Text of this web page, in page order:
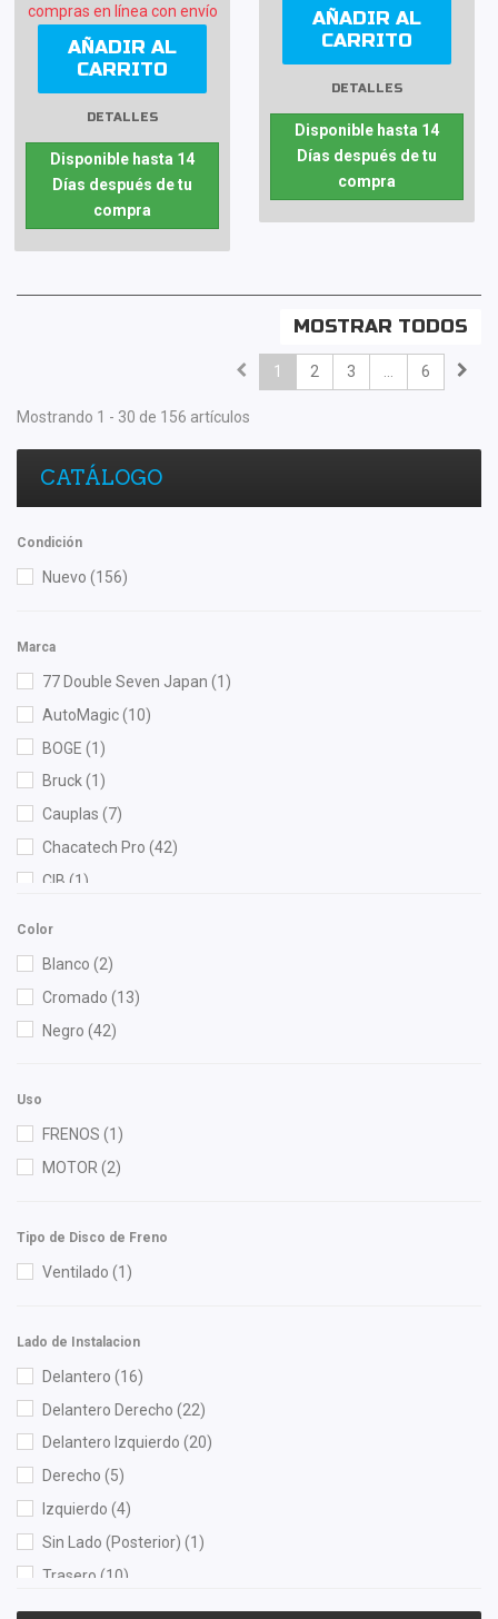
compras en línea con envío
AÑADIR AL
CARRITO
DETALLES
Disponible hasta 14
Días después de tu
compra
AÑADIR AL
CARRITO
DETALLES
Disponible hasta 14
Días después de tu
compra
MOSTRAR TODOS
1 2 3 ... 6
Mostrando 1 - 30 de 156 artículos
CATÁLOGO
Condición
Nuevo (156)
Marca
77 Double Seven Japan (1)
AutoMagic(10)
BOGE (1)
Bruck(1)
Cauplas (7)
Chacatech Pro (42)
CIB (1)
HUSHAN(7)
ISAKA (5)
Nissan (Original)(1)
Recal(1)
SIMYI(4)
Speedymexx(2)
Yokomitsu(14)
Color
Blanco (2)
Cromado (13)
Negro (42)
Uso
FRENOS (1)
MOTOR(2)
Tipo de Disco de Freno
Ventilado (1)
Lado de Instalacion
Delantero (16)
Delantero Derecho (22)
Delantero Izquierdo (20)
Derecho (5)
Izquierdo (4)
Sin Lado (Posterior) (1)
Trasero (10)
Trasero Derecho(6)